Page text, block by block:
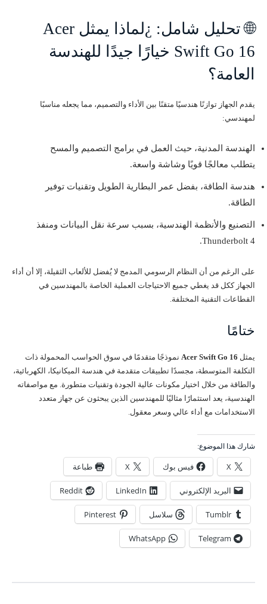
🌐 تحليل شامل: ¿لماذا يمثل Acer
Swift Go 16 خيارًا جيدًا للهندسة
العامة؟
يقدم الجهاز توازنًا هندسيًا متقنًا بين الأداء والتصميم، مما يجعله مناسبًا
لمهندسي:
الهندسة المدنية، حيث العمل في برامج التصميم والمسح
يتطلب معالجًا قويًا وشاشة واسعة.
هندسة الطاقة، بفضل عمر البطارية الطويل وتقنيات توفير
الطاقة.
التصنيع والأنظمة الهندسية، بسبب سرعة نقل البيانات ومنفذ
Thunderbolt 4.
على الرغم من أن النظام الرسومي المدمج لا يُفضل للألعاب الثقيلة، إلا أن أداء
الجهاز ككل قد يغطي جميع الاحتياجات العملية الخاصة بالمهندسين في
القطاعات التقنية المختلفة.
ختامًا
يمثل Acer Swift Go 16 نموذجًا متقدمًا في سوق الحواسب المحمولة ذات
التكلفة المتوسطة، مجسدًا تطبيقات متقدمة في هندسة الميكانيكا، الكهربائية،
والطاقة من خلال اختيار مكونات عالية الجودة وتقنيات متطورة. مع مواصفاته
الهندسية، يعد استثمارًا مثاليًا للمهندسين الذين يبحثون عن جهاز متعدد
الاستخدامات مع أداء عالي وسعر معقول.
شارك هذا الموضوع:
X فيس بوك X طباعة
البريد الإلكتروني LinkedIn
Reddit
Tumblr سلاسل Pinterest
Telegram
WhatsApp